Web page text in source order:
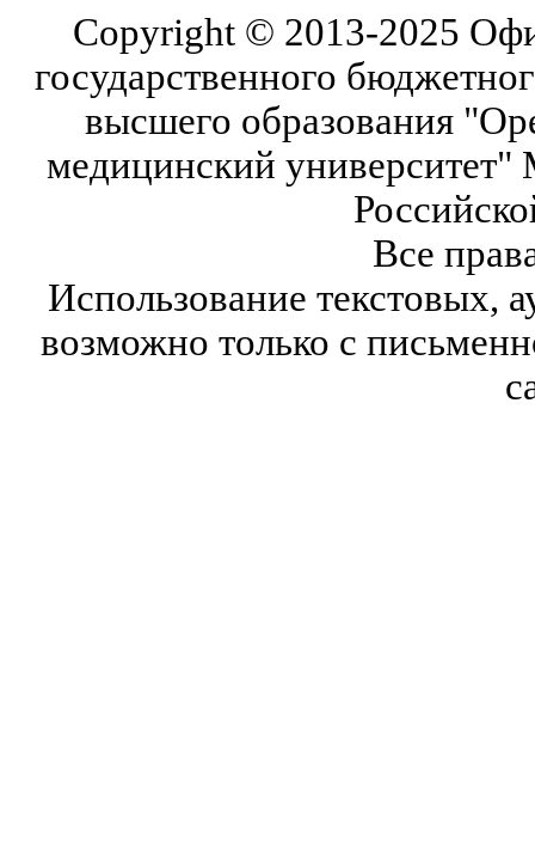
Copyright © 2013-2025
государственного
высшего образования
медицинский университет"
Все
Использование текстовых,
возможно только с